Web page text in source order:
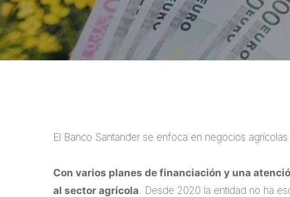
El Banco Santander se enfoca en negocios
Con varios planes de financiación y una
al sector agrícola . Desde 2020 la entidad no ha